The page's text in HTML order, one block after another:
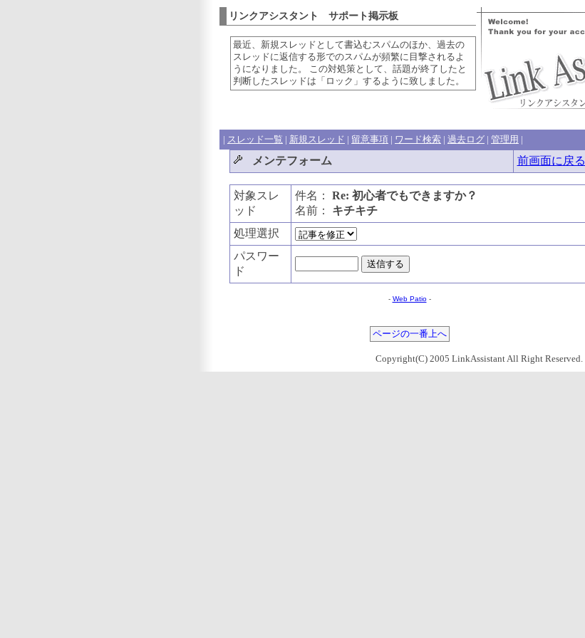
リンクアシスタント サポート掲示板
最近、新規スレッドとして書込むスパムのほか、過去の
スレッドに返信する形でのスパムが頻繁に目撃されるよ
うになりました。 この対処策として、話題が終了したと
判断したスレッドは「ロック」するように致しました。
| スレッド一覧 | 新規スレッド | 留意事項 | ワード検索 | 過去ログ | 管理用 |
メンテフォーム 前画面に戻る
対象スレ
ッド
件名： Re: 初心者でもできますか？
名前： キチキチ
処理選択
パスワー
ド
- Web Patio-
ページの一番上へ
Copyright(C) 2005 LinkAssistant All Right Reserved.